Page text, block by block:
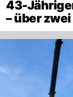
43-
– über